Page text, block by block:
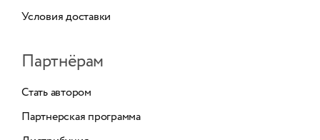
Условия доставки
Партнёрам
Стать автором
Партнерская программа